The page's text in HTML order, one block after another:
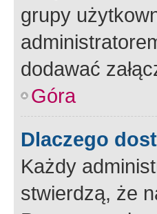
grupy
dodawać
Góra
Dlaczego
Każdy
stwierdzą, że